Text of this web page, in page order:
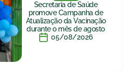
Secretaria de Saúde
promove Campanha de
Atualização da Vacinação
durante o mês de agosto
05/08/2026